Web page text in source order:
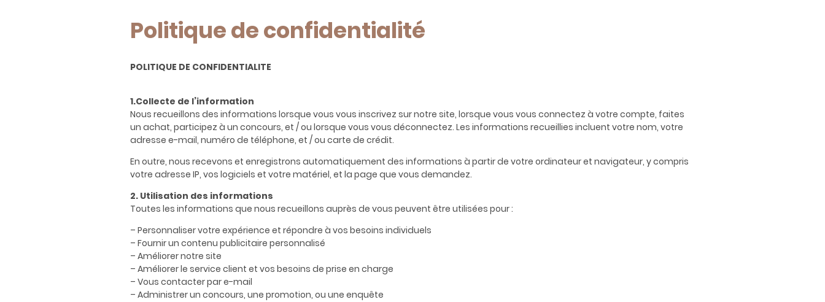
Politique de confidentialité
POLITIQUE DE CONFIDENTIALITE
1.Collecte de l’information
Nous recueillons des informations lorsque vous vous inscrivez sur notre site, lorsque vous vous connectez à votre compte, faites
un achat, participez à un concours, et / ou lorsque vous vous déconnectez. Les informations recueillies incluent votre nom, votre
adresse e-mail, numéro de téléphone, et / ou carte de crédit.
En outre, nous recevons et enregistrons automatiquement des informations à partir de votre ordinateur et navigateur, y compris
votre adresse IP, vos logiciels et votre matériel, et la page que vous demandez.
2. Utilisation des informations
Toutes les informations que nous recueillons auprès de vous peuvent être utilisées pour :
– Personnaliser votre expérience et répondre à vos besoins individuels
– Fournir un contenu publicitaire personnalisé
– Améliorer notre site
– Améliorer le service client et vos besoins de prise en charge
– Vous contacter par e-mail
– Administrer un concours, une promotion, ou une enquête